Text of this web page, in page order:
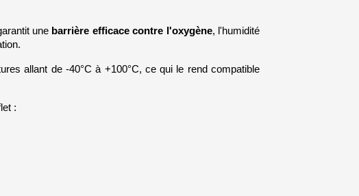
une barrière efficace contre l'oxygène, l'humidité
allant de -40°C à +100°C, ce qui le rend compatible
: